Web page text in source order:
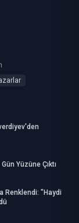
Yüzüne Çıktı
Renklendi: "Haydi